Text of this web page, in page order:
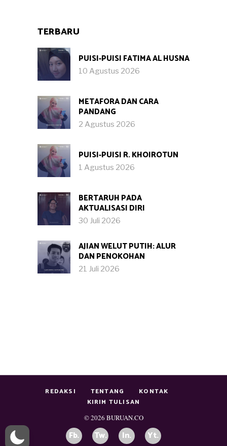
TERBARU
PUISI-PUISI FATIMA AL HUSNA
10 Agustus 2026
METAFORA DAN CARA
PANDANG
2 Agustus 2026
PUISI-PUISI R. KHOIROTUN
1 Agustus 2026
BERTARUH PADA
AKTUALISASI DIRI
30 Juli 2026
AJIAN WELUT PUTIH: ALUR
DAN PENOKOHAN
21 Juli 2026
REDAKSI TENTANG
KONTAK
KIRIM TULISAN
© 2026 BURUAN.CO
Fb. Tw. In. Yt.